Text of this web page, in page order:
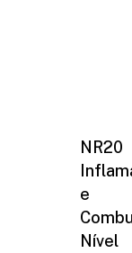
NR20
e
Nível